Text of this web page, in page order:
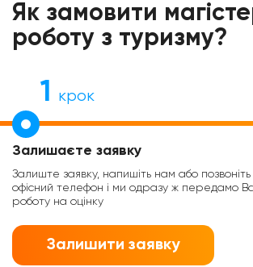
Як замовити
роботу з туризму?
1 крок
Залишаєте заявку
Залиште заявку, напишіть нам або
офісний телефон і ми одразу ж передамо
роботу на оцінку
Залишити заявку